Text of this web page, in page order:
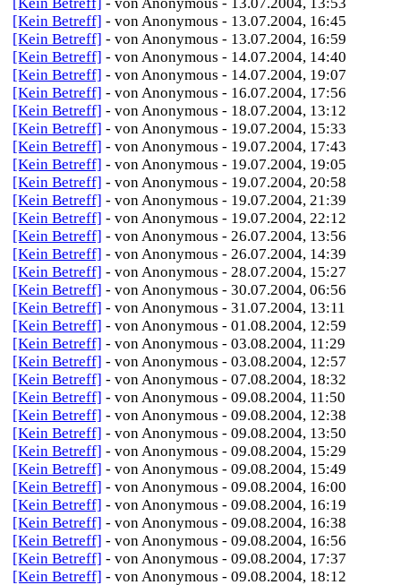
[Kein Betreff] - von Anonymous - 13.07.2004, 16:45
[Kein Betreff] - von Anonymous - 13.07.2004, 16:59
[Kein Betreff] - von Anonymous - 14.07.2004, 14:40
[Kein Betreff] - von Anonymous - 14.07.2004, 19:07
[Kein Betreff] - von Anonymous - 16.07.2004, 17:56
[Kein Betreff] - von Anonymous - 18.07.2004, 13:12
[Kein Betreff] - von Anonymous - 19.07.2004, 15:33
[Kein Betreff] - von Anonymous - 19.07.2004, 17:43
[Kein Betreff] - von Anonymous - 19.07.2004, 19:05
[Kein Betreff] - von Anonymous - 19.07.2004, 20:58
[Kein Betreff] - von Anonymous - 19.07.2004, 21:39
[Kein Betreff] - von Anonymous - 19.07.2004, 22:12
[Kein Betreff] - von Anonymous - 26.07.2004, 13:56
[Kein Betreff] - von Anonymous - 26.07.2004, 14:39
[Kein Betreff] - von Anonymous - 28.07.2004, 15:27
[Kein Betreff] - von Anonymous - 30.07.2004, 06:56
[Kein Betreff] - von Anonymous - 31.07.2004, 13:11
[Kein Betreff] - von Anonymous - 01.08.2004, 12:59
[Kein Betreff] - von Anonymous - 03.08.2004, 11:29
[Kein Betreff] - von Anonymous - 03.08.2004, 12:57
[Kein Betreff] - von Anonymous - 07.08.2004, 18:32
[Kein Betreff] - von Anonymous - 09.08.2004, 11:50
[Kein Betreff] - von Anonymous - 09.08.2004, 12:38
[Kein Betreff] - von Anonymous - 09.08.2004, 13:50
[Kein Betreff] - von Anonymous - 09.08.2004, 15:29
[Kein Betreff] - von Anonymous - 09.08.2004, 15:49
[Kein Betreff] - von Anonymous - 09.08.2004, 16:00
[Kein Betreff] - von Anonymous - 09.08.2004, 16:19
[Kein Betreff] - von Anonymous - 09.08.2004, 16:38
[Kein Betreff] - von Anonymous - 09.08.2004, 16:56
[Kein Betreff] - von Anonymous - 09.08.2004, 17:37
[Kein Betreff] - von Anonymous - 09.08.2004, 18:12